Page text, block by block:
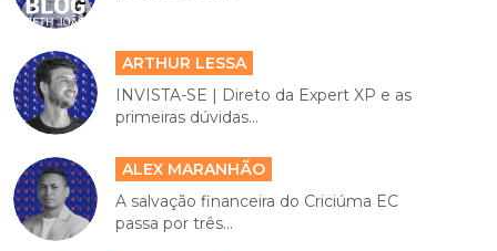
ARTHUR LESSA
INVISTA-SE | Direto da Expert XP e as
primeiras dúvidas...
ALEX MARANHÃO
A salvação financeira do Criciúma EC
passa por três...